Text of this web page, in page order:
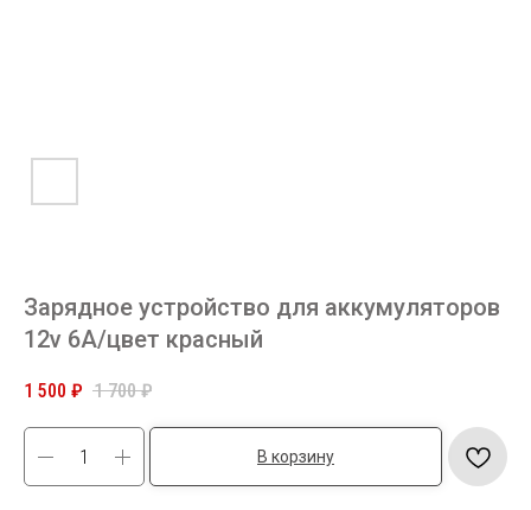
Зарядное устройство для аккумуляторов
12v 6А/цвет красный
1 500 ₽ 1 700 ₽
В корзину